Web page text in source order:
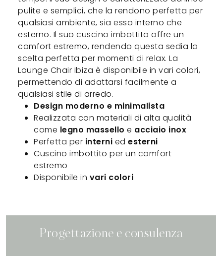
pulite e semplici, che la rendono perfetta per
qualsiasi ambiente, sia esso interno che
esterno. Il suo cuscino imbottito offre un
comfort estremo, rendendo questa sedia la
scelta perfetta per momenti di relax. La
Lounge Chair Ibiza è disponibile in vari colori,
permettendo di adattarsi facilmente a
qualsiasi stile di arredo.
Design moderno e minimalista
Realizzata con materiali di alta qualità
come legno massello e acciaio inox
Perfetta per interni ed esterni
Cuscino imbottito per un comfort
estremo
Disponibile in vari colori
Progettazione e consulenza